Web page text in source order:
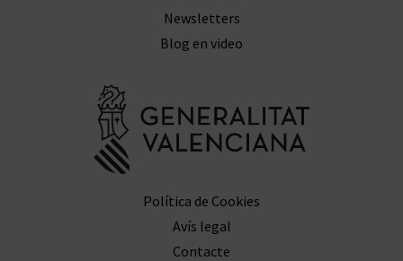
Newsletters
Blog en video
Política de Cookies
Avís legal
Contacte